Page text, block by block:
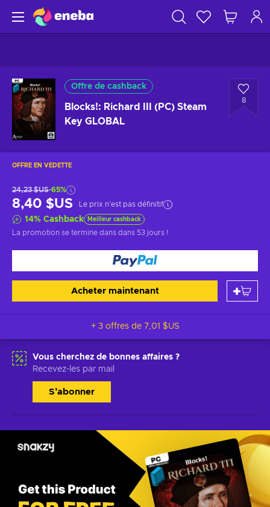
Offre de cashback
Blocks!: Richard III (PC) Steam
Key GLOBAL
8
OFFRE EN VEDETTE
24,23 $US-65%
8,40 $US Le prix n'est pas définitif
14% Cashback Meilleur cashback
La promotion se termine dans dans 53 jours !
Acheter maintenant
+ 3 offres de 7,01 $US
Vous cherchez de bonnes affaires ?
Recevez-les par mail
S’abonner